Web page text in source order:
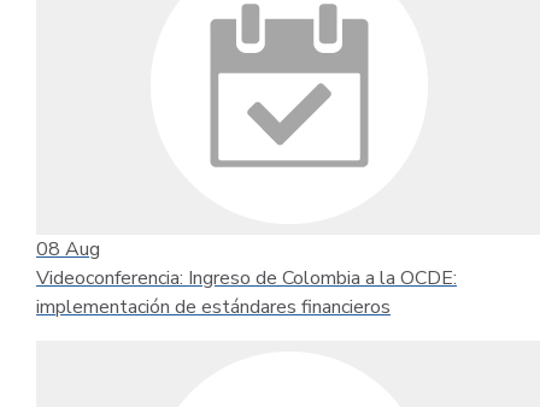
08 Aug
Videoconferencia: Ingreso de Colombia a la OCDE:
implementación de estándares financieros